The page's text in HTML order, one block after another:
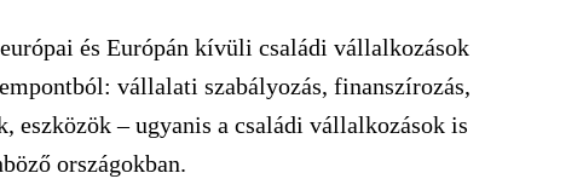
és Európán kívüli családi vállalkozások
vállalati szabályozás, finanszírozás,
eszközök – ugyanis a családi vállalkozások is
országokban.